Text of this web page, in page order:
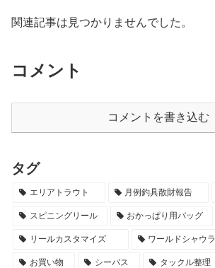
関連記事は見つかりませんでした。
コメント
コメントを書き込む
タグ
エリアトラウト 月例釣具散財報告
スピニングリール おかっぱり用バッグ
リールカスタマイズ ワールドシャウラ
お買い物 シーバス タックル整理